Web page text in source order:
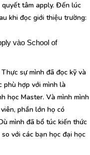
quyết tâm apply. Đến lúc
khi đọc giới thiệu trường:
vào School of
sự mình đã đọc kỹ và
phù hợp với mình là
học Master. Và mình mình
phần lớn họ có
mình đã bổ túc kiến thức
với các bạn học đại học